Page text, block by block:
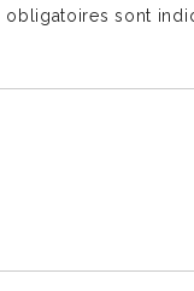
obligatoires sont